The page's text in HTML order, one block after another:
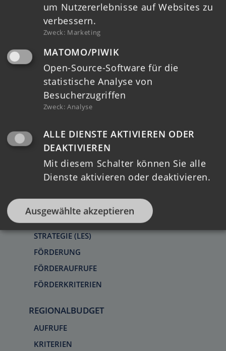
HOME
TERMINE
MELDUNGEN
REGIONALE STRUKTUREN
LAG VORSTAND
KOORDINIERUNGSKREIS
REGIONALMANAGEMENT
LEADER
REGION
STRATEGIE (LES)
FÖRDERUNG
FÖRDERAUFRUFE
FÖRDERKRITERIEN
REGIONALBUDGET
AUFRUFE
KRITERIEN
um Nutzererlebnisse auf Websites zu
verbessern.
Zweck: Marketing
MATOMO/PIWIK
Open-Source-Software für die
statistische Analyse von
Besucherzugriffen
Zweck:Analyse
ALLE DIENSTE AKTIVIEREN ODER
DEAKTIVIEREN
Mit diesem Schalter können Sie alle
Dienste aktivieren oder deaktivieren.
Ausgewählte akzeptieren